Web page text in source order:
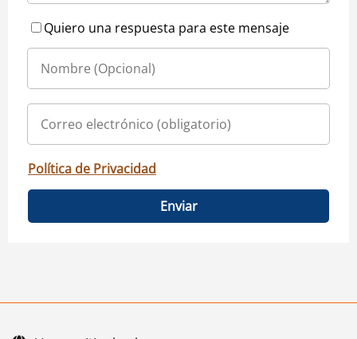
Quiero una respuesta para este mensaje
Política de Privacidad
Enviar